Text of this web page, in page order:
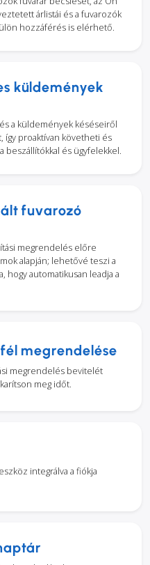
árlistái és a fuvarozók
hozzáférés is elérhető.
küldemények
a küldemények késéseiről
így proaktívan követheti és
beszállítókkal és ügyfelekkel.
fuvarozó
megrendelés előre
alapján; lehetővé teszi a
hogy automatikusan leadja a
megrendelése
megrendelés bevitelét
meg időt.
integrálva a fiókja